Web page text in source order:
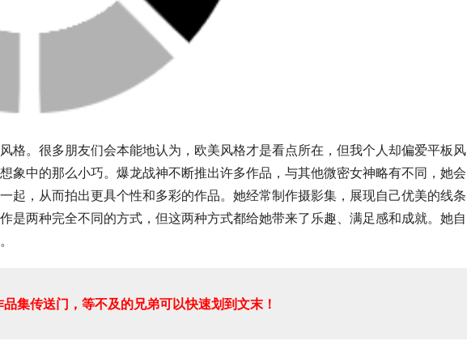
格。很多朋友们会本能地认为，欧美风格才是看点所在，但我个人却偏爱平板风
象中的那么小巧。爆龙战神不断推出许多作品，与其他微密女神略有不同，她会
起，从而拍出更具个性和多彩的作品。她经常制作摄影集，展现自己优美的线条
是两种完全不同的方式，但这两种方式都给她带来了乐趣、满足感和成就。她自
集传送门，等不及的兄弟可以快速划到文末！